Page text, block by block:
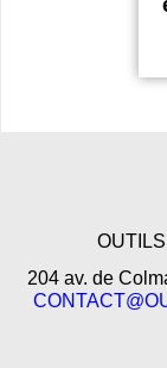
204 av. de